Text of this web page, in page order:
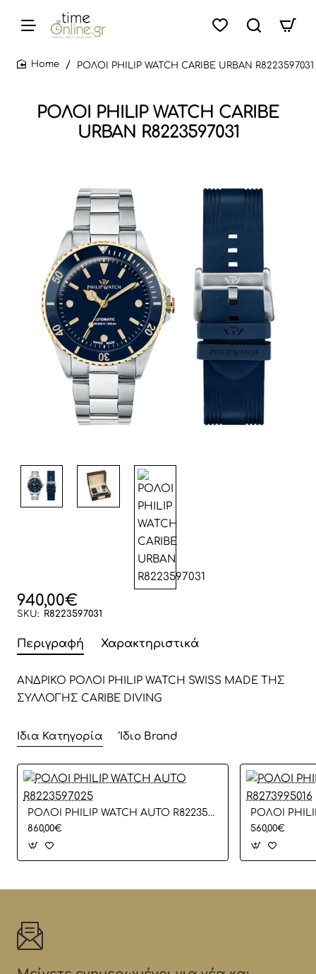
ΡΟΛΟΙ PHILIP WATCH CARIBE
URBAN R8223597031
ΡΟΛΟΙ PHILIP WATCH CARIBE URBAN R8223597031
940,00€
SKU: R8223597031
Περιγραφή Χαρακτηριστικά
ΑΝΔΡΙΚΟ ΡΟΛΟΙ PHILIP WATCH SWISS MADE ΤΗΣ
ΣΥΛΛΟΓΗΣ CARIBE DIVING
Ίδια Κατηγορία Ίδιο Brand
ΡΟΛΟΙ PHILIP WATCH AUTO R8223597025
860,00€ 560,00€